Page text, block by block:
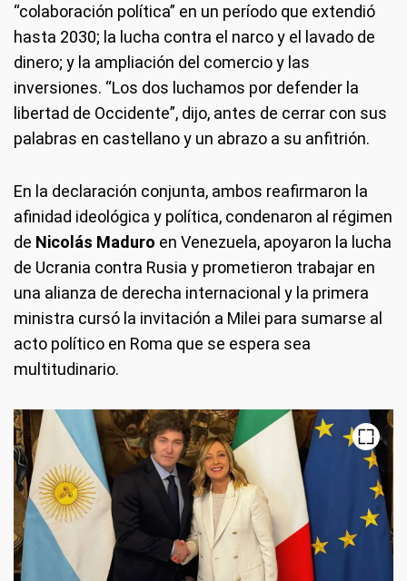
“colaboración política” en un período que extendió
hasta 2030; la lucha contra el narco y el lavado de
dinero; y la ampliación del comercio y las
inversiones. “Los dos luchamos por defender la
libertad de Occidente”, dijo, antes de cerrar con sus
palabras en castellano y un abrazo a su anfitrión.
En la declaración conjunta, ambos reafirmaron la
afinidad ideológica y política, condenaron al régimen
de Nicolás Maduro en Venezuela, apoyaron la lucha
de Ucrania contra Rusia y prometieron trabajar en
una alianza de derecha internacional y la primera
ministra cursó la invitación a Milei para sumarse al
acto político en Roma que se espera sea
multitudinario.